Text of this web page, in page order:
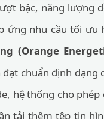
bậc, năng lượng
ứng nhu cầu tối ưu
(Orange
chuẩn định dạng
hệ thống cho phép
tải thêm tệp tin